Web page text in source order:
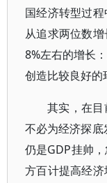
国经济转型过
从追求两位数
8%左右的增长
创造比较良好的
其实，在
不必为经济探底
仍是GDP挂帅
方百计提高经